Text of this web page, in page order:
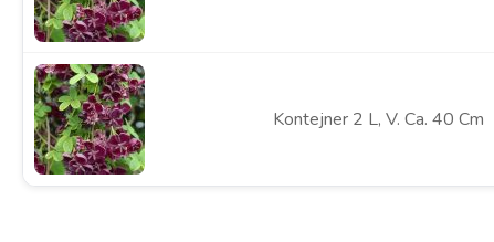
Kontejner 2 L, V. Ca. 40 Cm